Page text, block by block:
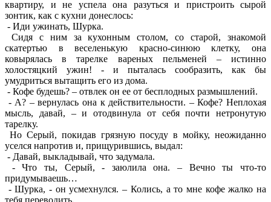
квартиру, и не успела она разуться и пристроить сырой
зонтик, как с кухни донеслось:
- Иди ужинать, Шурка.
Сидя с ним за кухонным столом, со старой, знакомой
скатертью в веселенькую красно-синюю клетку, она
ковырялась в тарелке вареных пельменей – истинно
холостяцкий ужин! - и пыталась сообразить, как бы
умудриться вытащить его из дома.
- Кофе будешь? – отвлек он ее от бесплодных размышлений.
- А? – вернулась она к действительности. – Кофе? Неплохая
мысль, давай, – и отодвинула от себя почти нетронутую
тарелку.
Но Серый, покидав грязную посуду в мойку, неожиданно
уселся напротив и, прищурившись, выдал:
- Давай, выкладывай, что задумала.
- Что ты, Серый, - заюлила она. – Вечно ты что-то
придумываешь…
- Шурка, - он усмехнулся. – Колись, а то мне кофе жалко на